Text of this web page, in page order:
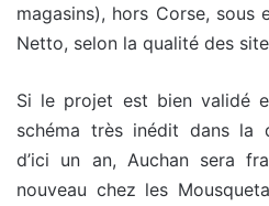
magasins), hors Corse, sous
Netto, selon la qualité des
Si le projet est bien validé
schéma très inédit dans la
d’ici un an, Auchan sera
nouveau chez les